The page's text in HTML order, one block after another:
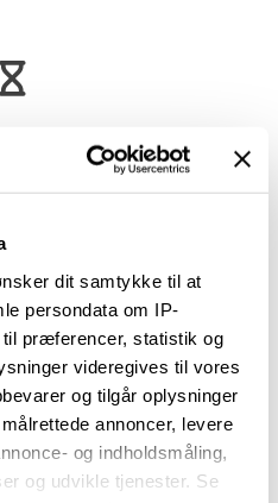
dit samtykke til at
persondata om IP-
præferencer, statistik og
videregives til vores
og tilgår oplysninger
annoncer, levere
og indholdsmåling,
og udvikle tjenester. Se
spisepause.
- fredag kl. 9 - 14.